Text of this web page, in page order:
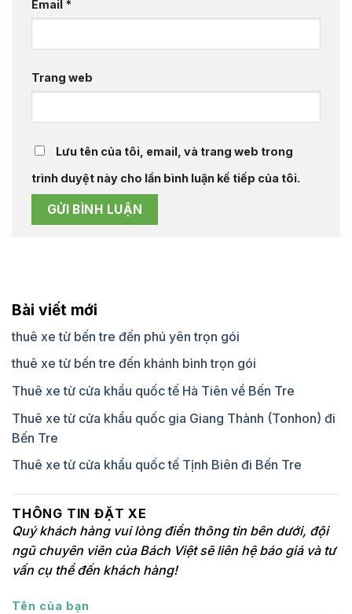
Email *
Trang web
Lưu tên của tôi, email, và trang web trong
trình duyệt này cho lần bình luận kế tiếp của tôi.
Bài viết mới
thuê xe từ bến tre đến phú yên trọn gói
thuê xe từ bến tre đến khánh bình trọn gói
Thuê xe từ cửa khẩu quốc tế Hà Tiên về Bến Tre
Thuê xe từ cửa khẩu quốc gia Giang Thành (Tonhon) đi
Bến Tre
Thuê xe từ cửa khẩu quốc tế Tịnh Biên đi Bến Tre
THÔNG TIN ĐẶT XE
Quý khách hàng vui lòng điền thông tin bên dưới, đội
ngũ chuyên viên của Bách Việt sẽ liên hệ báo giá và tư
vấn cụ thể đến khách hàng!
Tên của bạn